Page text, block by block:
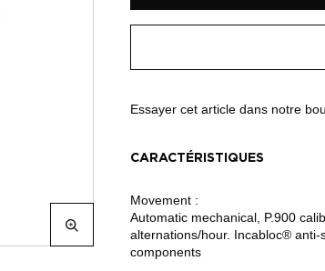
Essayer cet article dans notre
CARACTÉRISTIQUES
Movement :
Automatic mechanical, P.900
alternations/hour. Incabloc®
components